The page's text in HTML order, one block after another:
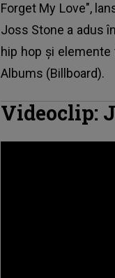
Forget My Love",
Joss Stone a adus
hip hop și
Albums (Billboard).
Videoclip: